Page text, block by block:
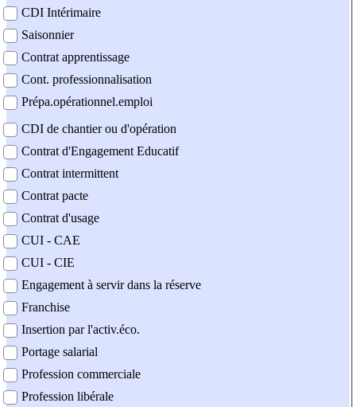
CDI Intérimaire
Saisonnier
Contrat apprentissage
Cont. professionnalisation
Prépa.opérationnel.emploi
CDI de chantier ou d'opération
Contrat d'Engagement Educatif
Contrat intermittent
Contrat pacte
Contrat d'usage
CUI - CAE
CUI - CIE
Engagement à servir dans la réserve
Franchise
Insertion par l'activ.éco.
Portage salarial
Profession commerciale
Profession libérale